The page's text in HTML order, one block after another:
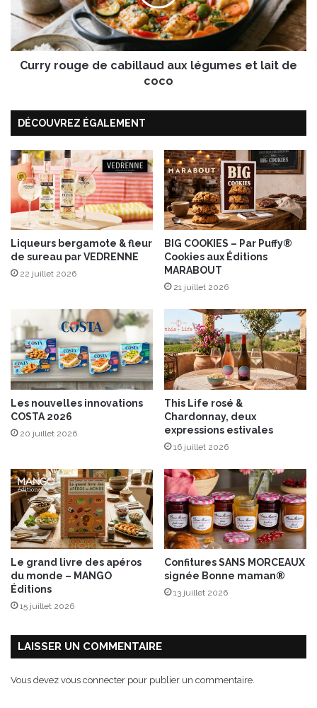
e
m
o
g
c
b
i
l
a
u
d
a
u
x
u
m
e
s
e
t
l
a
d
e
c
o
c
Curry rouge de cabillaud aux légumes et lait de
coco
DÉCOUVREZ ÉGALEMENT
Liqueurs bergamote & fleur
de sureau par VEDRENNE
22 juillet 2026
BIG COOKIES – Par Puffy®
Cookies aux Éditions
MARABOUT
21 juillet 2026
Les nouvelles innovations
COSTA 2026
20 juillet 2026
This Life rosé &
Chardonnay, deux
expressions estivales
16 juillet 2026
Le grand livre des apéros
du monde – MANGO
Éditions
15 juillet 2026
Confitures SANS MORCEAUX
signée Bonne maman®
13 juillet 2026
LAISSER UN COMMENTAIRE
Vous devez vous connecter pour publier un commentaire.